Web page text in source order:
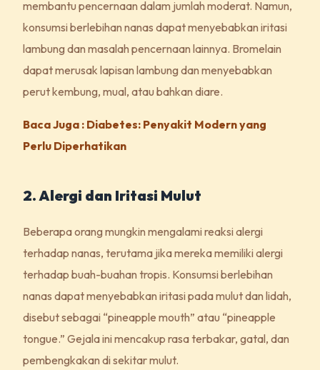
membantu pencernaan dalam jumlah moderat. Namun,
konsumsi berlebihan nanas dapat menyebabkan iritasi
lambung dan masalah pencernaan lainnya. Bromelain
dapat merusak lapisan lambung dan menyebabkan
perut kembung, mual, atau bahkan diare.
Baca Juga : Diabetes: Penyakit Modern yang
Perlu Diperhatikan
2. Alergi dan Iritasi Mulut
Beberapa orang mungkin mengalami reaksi alergi
terhadap nanas, terutama jika mereka memiliki alergi
terhadap buah-buahan tropis. Konsumsi berlebihan
nanas dapat menyebabkan iritasi pada mulut dan lidah,
disebut sebagai “pineapple mouth” atau “pineapple
tongue.” Gejala ini mencakup rasa terbakar, gatal, dan
pembengkakan di sekitar mulut.